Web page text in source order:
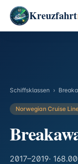
Kreuzfahrt
Schiffsklassen ›
Norwegian Cruise
2017–2019·